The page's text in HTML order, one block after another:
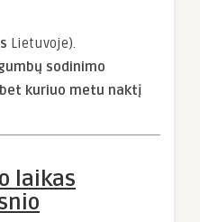
Lietuvoje).
sodinimo
kuriuo metu naktį
laikas